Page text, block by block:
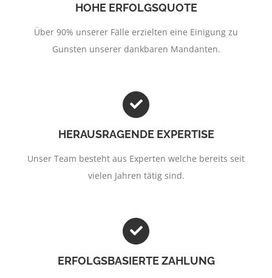
HOHE ERFOLGSQUOTE
Über 90% unserer Fälle erzielten eine Einigung zu
Gunsten unserer dankbaren Mandanten.
HERAUSRAGENDE EXPERTISE
Unser Team besteht aus Experten welche bereits seit
vielen Jahren tätig sind.
ERFOLGSBASIERTE ZAHLUNG